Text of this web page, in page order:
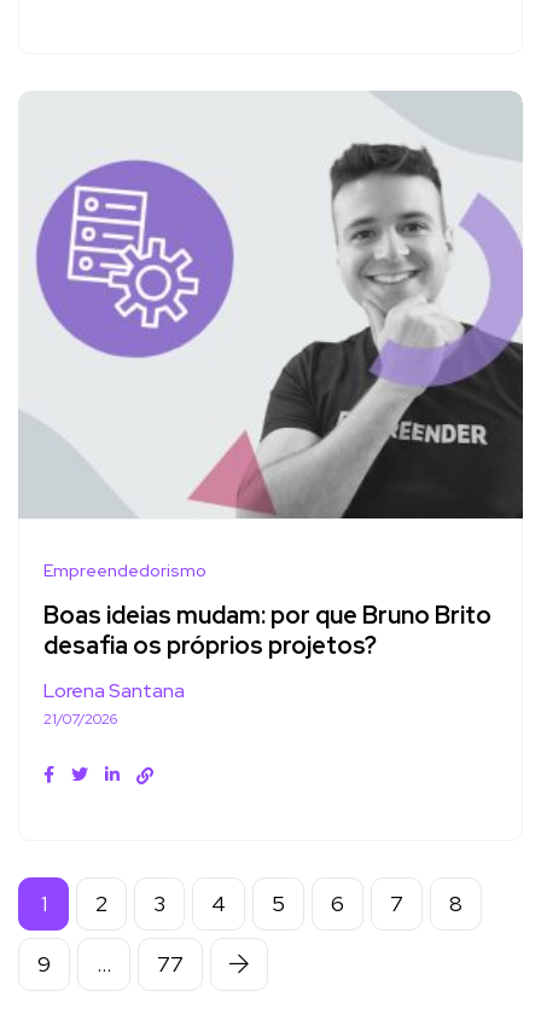
Empreendedorismo
Boas ideias mudam: por que Bruno Brito
desafia os próprios projetos?
Lorena Santana
21/07/2026
1 2 3 4 5 6 7 8
9 … 77